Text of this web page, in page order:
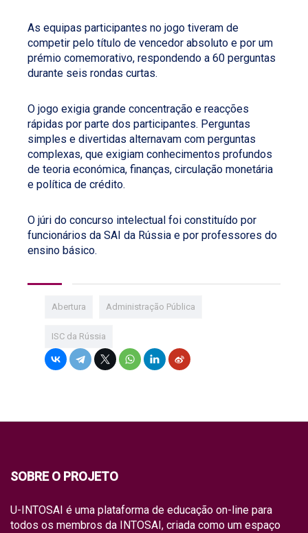
As equipas participantes no jogo tiveram de
competir pelo título de vencedor absoluto e por um
prémio comemorativo, respondendo a 60 perguntas
durante seis rondas curtas.
O jogo exigia grande concentração e reacções
rápidas por parte dos participantes. Perguntas
simples e divertidas alternavam com perguntas
complexas, que exigiam conhecimentos profundos
de teoria económica, finanças, circulação monetária
e política de crédito.
O júri do concurso intelectual foi constituído por
funcionários da SAI da Rússia e por professores do
ensino básico.
Abertura Administração Pública
ISC da Rússia
SOBRE O PROJETO
U-INTOSAI é uma plataforma de educação on-line para
todos os membros da INTOSAI, criada como um espaço